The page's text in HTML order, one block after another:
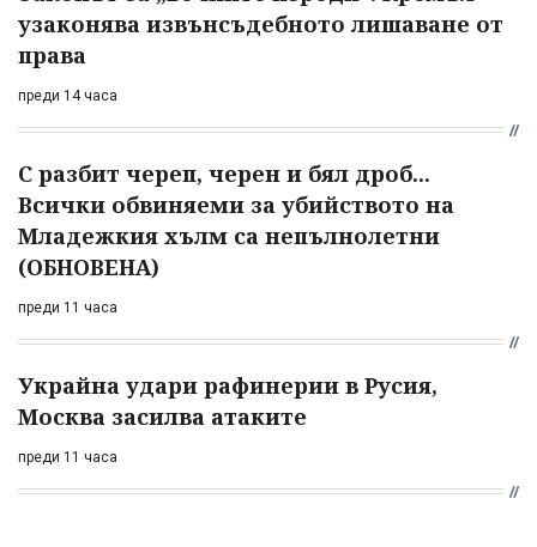
узаконява извънсъдебното лишаване от
права
преди 14 часа
С разбит череп, черен и бял дроб...
Всички обвиняеми за убийството на
Младежкия хълм са непълнолетни
(ОБНОВЕНА)
преди 11 часа
Украйна удари рафинерии в Русия,
Москва засилва атаките
преди 11 часа